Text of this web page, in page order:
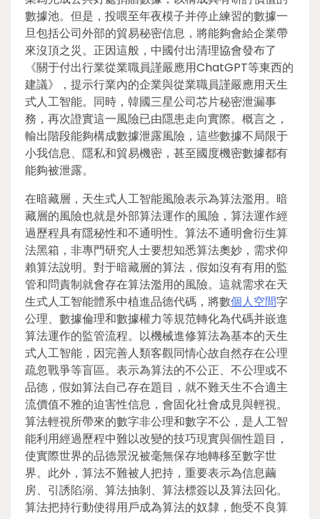
數據池。但是，投喂至年夜模子并停止練習的數據一
旦包括公司外部的貿易秘密信息，將能夠會給企業帶
來沒頂之災。正因這般，中國付出清理協會發布了
《關于付出行業從業職員謹嚴應用ChatGPT等東西的
建議》，提示行業內的企業與從業職員謹嚴應用天生
式人工智能。同時，韓國三星公司芯片秘密泄漏事
務，再次證實這一風險已由隱患走向實際。概言之，
輸出階段能夠構成數據泄露風險，這些數據不局限于
小我信息、隱私和貿易機密，甚至國度機密數據都有
能夠被泄露。
在暗藏層，天生式人工智能風險表示為算法濫用。暗
藏層的風險也就是外部算法運作的風險，算法運作經
過歷程具有隱秘性和不通明性。算法不通明會衍生算
法黑箱，非專門研究人士要想知悉算法奧妙，需求仰
賴算法說明。對于暗藏層的算法，假如沒有有用的監
管和問責制就會存在算法濫用的風險。這就需求在天
生式人工智能體系中植進品德代碼，將數個人空間字
公理、數據倫理和數據權力等規范轉化為代碼并嵌進
算法運作的監管流程。以機械進修算法為基本的天生
式人工智能，因完善人類客觀同情心故自然存在公理
疏忽戰爭等盲區。表示為算法的不公正、不公理或不
品德，假如算法自己存在題目，就不難天生不合適主
流價值不雅的迫害性信息，會固化社會成見與輕視。
算法輕視所帶來的數字非公理和數字不公，是人工智
能利用經過歷程中難以改變的技巧現實與個性題目，
使實際世界的品德景況被毫無保存地轉移至數字世
界。此外，算法不難被人把持，重要表示為信息繭
房、引誘陷溺、算法抽剝、算法標簽以及算法回化。
算法把持行動使得用戶成為算法的奴隸，飽受不良算